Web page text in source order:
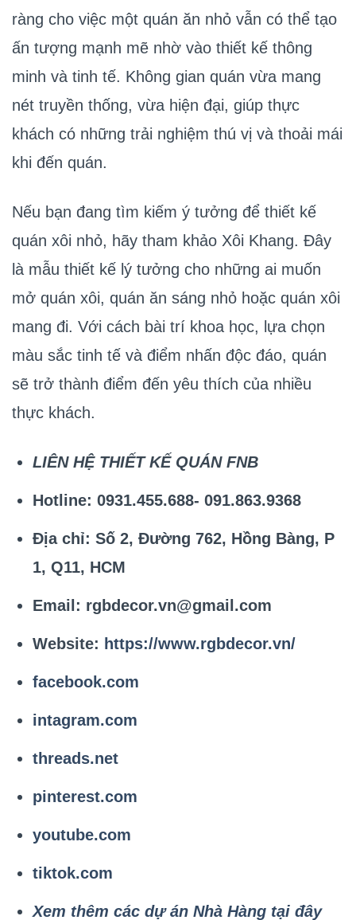
ràng cho việc một quán ăn nhỏ vẫn có thể tạo
ấn tượng mạnh mẽ nhờ vào thiết kế thông
minh và tinh tế. Không gian quán vừa mang
nét truyền thống, vừa hiện đại, giúp thực
khách có những trải nghiệm thú vị và thoải mái
khi đến quán.
Nếu bạn đang tìm kiếm ý tưởng để thiết kế
quán xôi nhỏ, hãy tham khảo Xôi Khang. Đây
là mẫu thiết kế lý tưởng cho những ai muốn
mở quán xôi, quán ăn sáng nhỏ hoặc quán xôi
mang đi. Với cách bài trí khoa học, lựa chọn
màu sắc tinh tế và điểm nhấn độc đáo, quán
sẽ trở thành điểm đến yêu thích của nhiều
thực khách.
LIÊN HỆ THIẾT KẾ QUÁN FNB
Hotline: 0931.455.688- 091.863.9368
Địa chỉ: Số 2, Đường 762, Hồng Bàng, P
1, Q11, HCM
Email: rgbdecor.vn@gmail.com
Website: https://www.rgbdecor.vn/
facebook.com
intagram.com
threads.net
pinterest.com
youtube.com
tiktok.com
Xem thêm các dự án Nhà Hàng tại đây